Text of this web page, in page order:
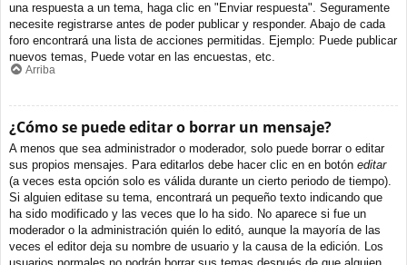
una respuesta a un tema, haga clic en "Enviar respuesta". Seguramente
necesite registrarse antes de poder publicar y responder. Abajo de cada
foro encontrará una lista de acciones permitidas. Ejemplo: Puede publicar
nuevos temas, Puede votar en las encuestas, etc.
Arriba
¿Cómo se puede editar o borrar un mensaje?
A menos que sea administrador o moderador, solo puede borrar o editar
sus propios mensajes. Para editarlos debe hacer clic en en botón editar
(a veces esta opción solo es válida durante un cierto periodo de tiempo).
Si alguien editase su tema, encontrará un pequeño texto indicando que
ha sido modificado y las veces que lo ha sido. No aparece si fue un
moderador o la administración quién lo editó, aunque la mayoría de las
veces el editor deja su nombre de usuario y la causa de la edición. Los